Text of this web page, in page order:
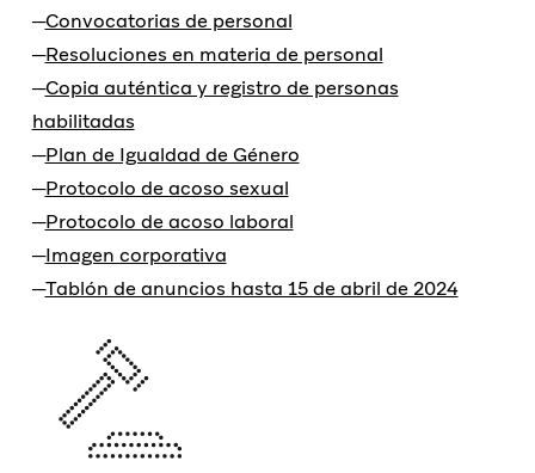
Convocatorias de personal
Resoluciones en materia de personal
Copia auténtica y registro de personas
habilitadas
Plan de Igualdad de Género
Protocolo de acoso sexual
Protocolo de acoso laboral
Imagen corporativa
Tablón de anuncios hasta 15 de abril de 2024